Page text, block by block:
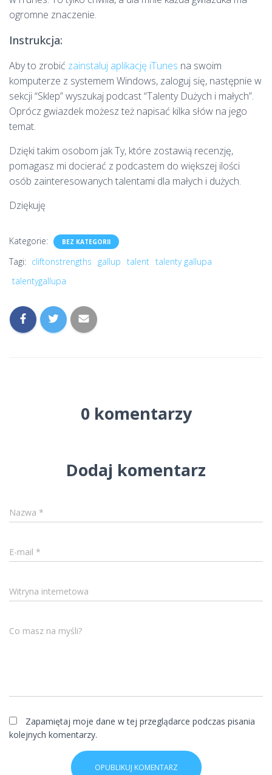
ogromne znaczenie.
Instrukcja:
Aby to zrobić zainstaluj aplikację iTunes na swoim
komputerze z systemem Windows, zaloguj się, następnie w
sekcji “Sklep” wyszukaj podcast “Talenty Dużych i małych”.
Oprócz gwiazdek możesz też napisać kilka słów na jego
temat.
Dzięki takim osobom jak Ty, które zostawią recenzję,
pomagasz mi docierać z podcastem do większej ilości
osób zainteresowanych talentami dla małych i dużych.
Dziękuję
Kategorie: BEZ KATEGORII
Tagi: cliftonstrengths gallup talent talenty gallupa
talentygallupa
0 komentarzy
Dodaj komentarz
Nazwa *
E-mail *
Witryna internetowa
Co masz na myśli?
Zapamiętaj moje dane w tej przeglądarce podczas pisania
kolejnych komentarzy.